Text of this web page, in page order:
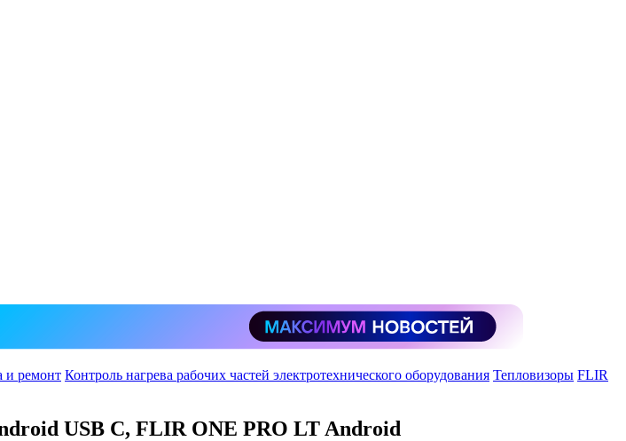
и ремонт Контроль нагрева рабочих частей электротехнического оборудования Тепловизоры FLIR
USB C, FLIR ONE PRO LT Android